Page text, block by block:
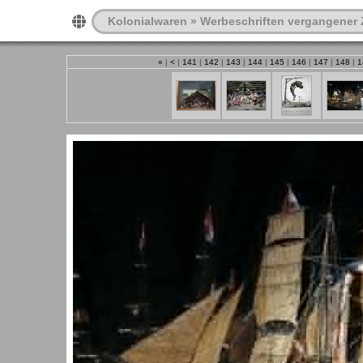
Kolonialwaren » Werbeschriften vergangener
« | < | 141 | 142 | 143 | 144 | 145 | 146 | 147 | 148 |